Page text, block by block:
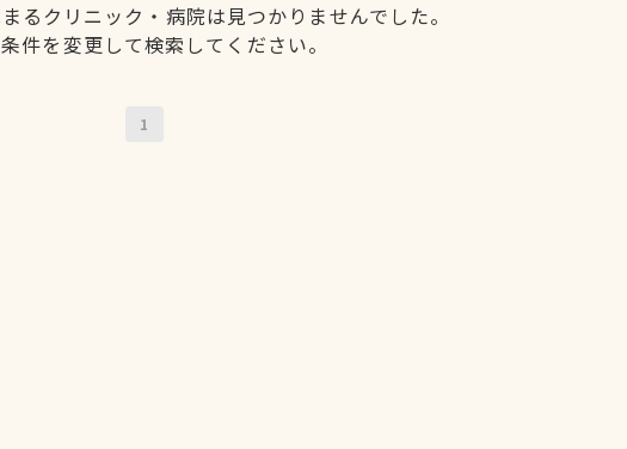
るクリニック・病院は見つかりませんでした。
件を変更して検索してください。
1